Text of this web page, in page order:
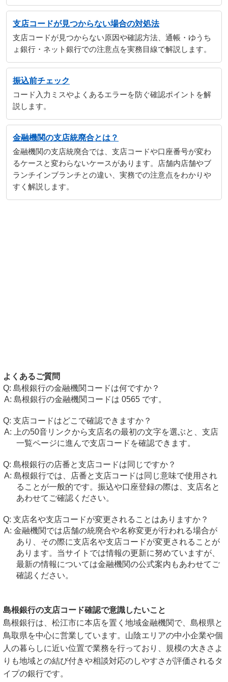
支店コードが見つからない場合の対処法
支店コードが見つからない原因や確認方法、通帳・ゆうち
ょ銀行・ネット銀行での注意点を実務目線で解説します。
振込前チェック
コード入力ミスやよくあるエラーを防ぐ確認ポイントを解
説します。
金融機関の支店統廃合とは？
金融機関の支店統廃合では、支店コードや口座番号が変わ
るケースと変わらないケースがあります。店舗内店舗やブ
ランチインブランチとの違い、実務での注意点をわかりや
すく解説します。
よくあるご質問
島根銀行の金融機関コードは何ですか？
島根銀行の金融機関コードは 0565 です。
支店コードはどこで確認できますか？
上の50音リンクから支店名の最初の文字を選ぶと、支店
一覧ページに進んで支店コードを確認できます。
島根銀行の店番と支店コードは同じですか？
島根銀行では、店番と支店コードは同じ意味で使用され
ることが一般的です。振込や口座登録の際は、支店名と
あわせてご確認ください。
支店名や支店コードが変更されることはありますか？
金融機関では店舗の統廃合や名称変更が行われる場合が
あり、その際に支店名や支店コードが変更されることが
あります。当サイトでは情報の更新に努めていますが、
最新の情報については金融機関の公式案内もあわせてご
確認ください。
島根銀行の支店コード確認で意識したいこと
島根銀行は、松江市に本店を置く地域金融機関で、島根県と
鳥取県を中心に営業しています。山陰エリアの中小企業や個
人の暮らしに近い位置で業務を行っており、規模の大きさよ
りも地域との結び付きや相談対応のしやすさが評価されるタ
イプの銀行です。